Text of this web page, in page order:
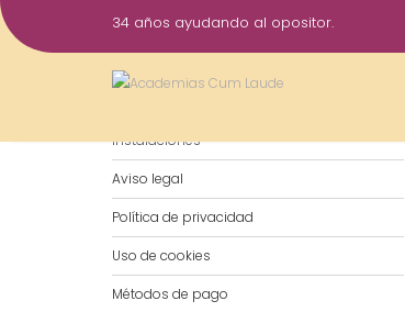
Saltar
al
34 años ayudando al opositor.
Instalaciones
Aviso legal
Política de privacidad
Uso de cookies
Métodos de pago